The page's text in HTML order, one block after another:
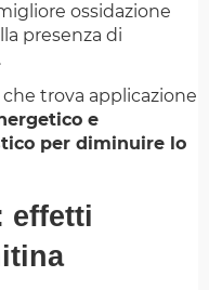
ossidazione
presenza di
trova applicazione
e
per diminuire lo
effetti